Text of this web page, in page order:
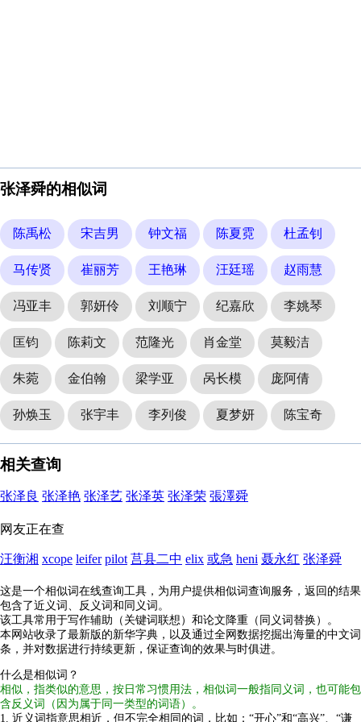
张泽舜的相似词
陈禹松 宋吉男 钟文福 陈夏霓 杜孟钊
马传贤 崔丽芳 王艳琳 汪廷瑶 赵雨慧
冯亚丰 郭妍伶 刘顺宁 纪嘉欣 李姚琴
匡钧 陈莉文 范隆光 肖金堂 莫毅洁
朱菀 金伯翰 梁学亚 呙长模 庞阿倩
孙焕玉 张宇丰 李列俊 夏梦妍 陈宝奇
相关查询
张泽良 张泽艳 张泽艺 张泽英 张泽荣 張澤舜
网友正在查
汪衡湘 xcope leifer pilot 莒县二中 elix 或急 heni 聂永红 张泽舜
这是一个相似词在线查询工具，为用户提供相似词查询服务，返回的结果
包含了近义词、反义词和同义词。
该工具常用于写作辅助（关键词联想）和论文降重（同义词替换）。
本网站收录了最新版的新华字典，以及通过全网数据挖掘出海量的中文词
条，并对数据进行持续更新，保证查询的效果与时俱进。
什么是相似词？
相似，指类似的意思，按日常习惯用法，相似词一般指同义词，也可能包
含反义词（因为属于同一类型的词语）。
1. 近义词指意思相近，但不完全相同的词，比如：“开心”和“高兴”、“谦